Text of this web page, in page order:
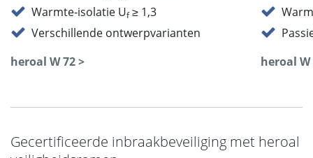
Warmte-isolatie Uf≥ 1,3
Verschillende ontwerpvarianten
heroal W 72 >
heroal W
Gecertificeerde inbraakbeveiliging met heroal